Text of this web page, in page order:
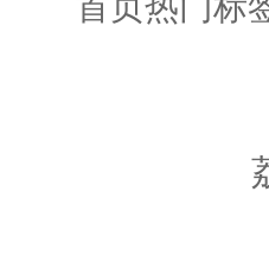
有机农产品|生产基地 | 农业